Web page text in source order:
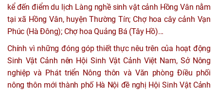
kể đến điểm du lịch Làng nghề sinh vật cảnh Hồng Vân nằm
tại xã Hồng Vân, huyện Thường Tín; Chợ hoa cây cảnh Vạn
Phúc (Hà Đông); Chợ hoa Quảng Bá (Tây Hồ)...
Chính vì những đóng góp thiết thực nêu trên của hoạt động
Sinh Vật Cảnh nên Hội Sinh Vật Cảnh Việt Nam, Sở Nông
nghiệp và Phát triển Nông thôn và Văn phòng Điều phối
nông thôn mới thành phố Hà Nội đề nghị Hội Sinh Vật Cảnh